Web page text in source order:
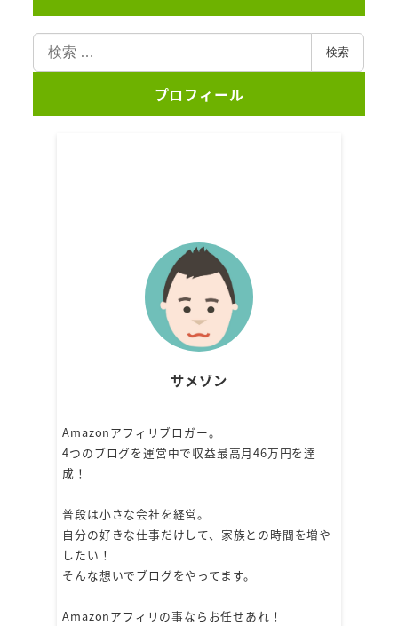
検
索
検索
プロフィール
サメゾン
Amazonアフィリブロガー。
4つのブログを運営中で収益最高月46万円を達
成！
普段は小さな会社を経営。
自分の好きな仕事だけして、家族との時間を増や
したい！
そんな想いでブログをやってます。
Amazonアフィリの事ならお任せあれ！